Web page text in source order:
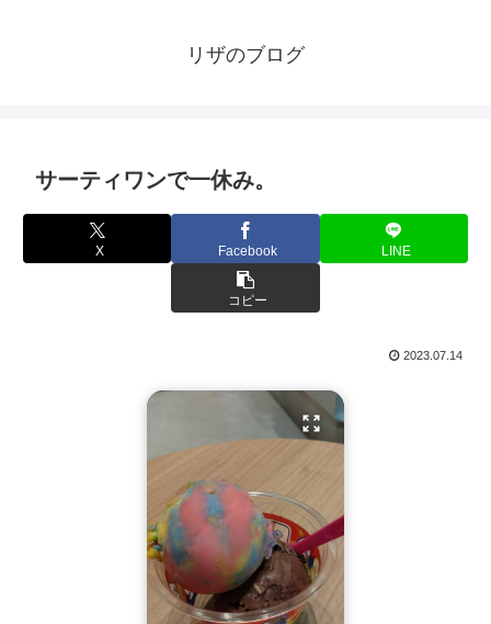
リザのブログ
サーティワンで一休み。
X Facebook LINE
コピー
2023.07.14